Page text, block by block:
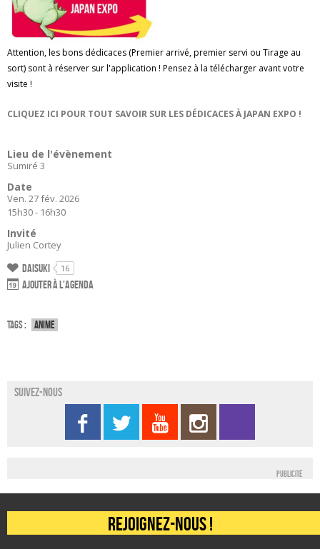
Attention, les bons dédicaces (Premier arrivé, premier servi ou Tirage au
sort) sont à réserver sur l'application ! Pensez à la télécharger avant votre
visite !
CLIQUEZ ICI POUR TOUT SAVOIR SUR LES DÉDICACES À JAPAN EXPO !
Lieu de l'évènement
Sumiré 3
Date
Ven. 27 fév. 2026
15h30 - 16h30
Invité
Julien Cortey
Daisuki 16
Ajouter à l'agenda
Tags : Anime
Suivez-nous
Publicité
Rejoignez-nous !